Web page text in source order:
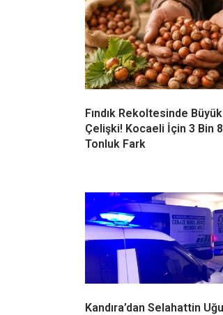
Fındık Rekoltesinde Büyük
Çelişki! Kocaeli İçin 3 Bin
Tonluk Fark
Kandıra’dan Selahattin